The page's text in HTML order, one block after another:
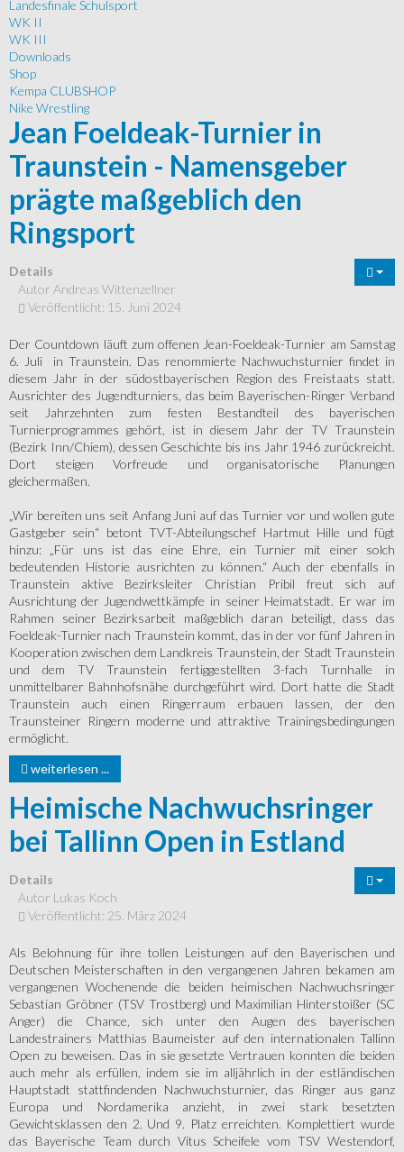
Landesfinale Schulsport
WK II
WK III
Downloads
Shop
Kempa CLUBSHOP
Nike Wrestling
Jean Foeldeak-Turnier in
Traunstein - Namensgeber
prägte maßgeblich den
Ringsport
Details
Autor Andreas Wittenzellner
Veröffentlicht: 15. Juni 2024
Der Countdown läuft zum offenen Jean-Foeldeak-Turnier am Samstag
6. Juli in Traunstein. Das renommierte Nachwuchsturnier findet in
diesem Jahr in der südostbayerischen Region des Freistaats statt.
Ausrichter des Jugendturniers, das beim Bayerischen-Ringer Verband
seit Jahrzehnten zum festen Bestandteil des bayerischen
Turnierprogrammes gehört, ist in diesem Jahr der TV Traunstein
(Bezirk Inn/Chiem), dessen Geschichte bis ins Jahr 1946 zurückreicht.
Dort steigen Vorfreude und organisatorische Planungen
gleichermaßen.
„Wir bereiten uns seit Anfang Juni auf das Turnier vor und wollen gute
Gastgeber sein“ betont TVT-Abteilungschef Hartmut Hille und fügt
hinzu: „Für uns ist das eine Ehre, ein Turnier mit einer solch
bedeutenden Historie ausrichten zu können.“ Auch der ebenfalls in
Traunstein aktive Bezirksleiter Christian Pribil freut sich auf
Ausrichtung der Jugendwettkämpfe in seiner Heimatstadt. Er war im
Rahmen seiner Bezirksarbeit maßgeblich daran beteiligt, dass das
Foeldeak-Turnier nach Traunstein kommt, das in der vor fünf Jahren in
Kooperation zwischen dem Landkreis Traunstein, der Stadt Traunstein
und dem TV Traunstein fertiggestellten 3-fach Turnhalle in
unmittelbarer Bahnhofsnähe durchgeführt wird. Dort hatte die Stadt
Traunstein auch einen Ringerraum erbauen lassen, der den
Traunsteiner Ringern moderne und attraktive Trainingsbedingungen
ermöglicht.
weiterlesen ...
Heimische Nachwuchsringer
bei Tallinn Open in Estland
Details
Autor Lukas Koch
Veröffentlicht: 25. März 2024
Als Belohnung für ihre tollen Leistungen auf den Bayerischen und
Deutschen Meisterschaften in den vergangenen Jahren bekamen am
vergangenen Wochenende die beiden heimischen Nachwuchsringer
Sebastian Gröbner (TSV Trostberg) und Maximilian Hinterstoißer (SC
Anger) die Chance, sich unter den Augen des bayerischen
Landestrainers Matthias Baumeister auf den internationalen Tallinn
Open zu beweisen. Das in sie gesetzte Vertrauen konnten die beiden
auch mehr als erfüllen, indem sie im alljährlich in der estländischen
Hauptstadt stattfindenden Nachwuchsturnier, das Ringer aus ganz
Europa und Nordamerika anzieht, in zwei stark besetzten
Gewichtsklassen den 2. Und 9. Platz erreichten. Komplettiert wurde
das Bayerische Team durch Vitus Scheifele vom TSV Westendorf,